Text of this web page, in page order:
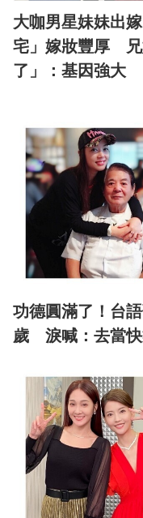
大咖男星妹妹出
宅」嫁妝豐厚 兄
了」：基因強大
功德圓滿了！台
歲 淚喊：去當